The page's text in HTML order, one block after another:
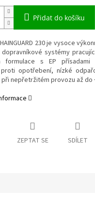
Přidat do košíku
230 je vysoce
systémy
formulace s EP přísadami
opotřebení, nízké
nepřetržitém provozu až do
ZEPTAT SE SDÍLET